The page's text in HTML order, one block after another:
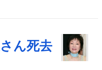
ん死去